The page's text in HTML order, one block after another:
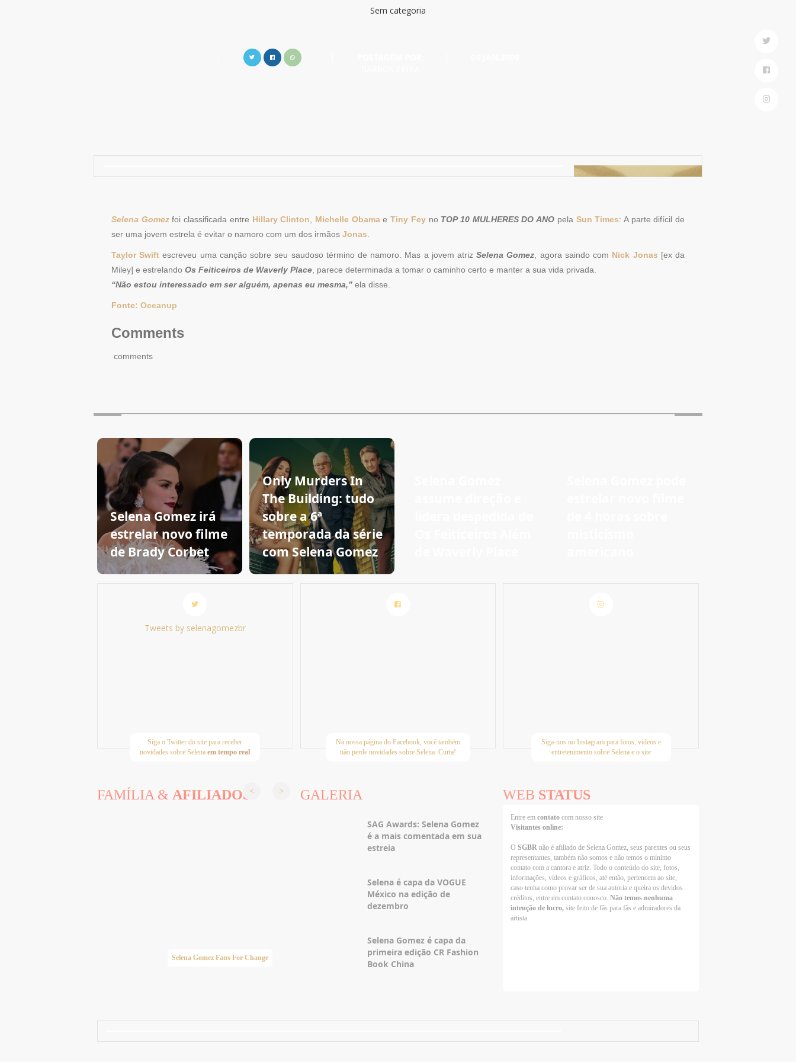
Sem categoria
Selena Gomezfoi classificada entre Hillary Clinton Michelle ObamaeTiny Feyno TOP 10 MULHERES DO ANO pela Sun Times: A parte difícil de
ser uma jovem estrela é evitar o namoro com um dos irmãos Jonas
Taylor Swift escreveu uma canção sobre seu saudoso término de namoro. Mas a jovem atrizSelena Gomez , agora saindo com Nick Jonas [ex da
Miley] e estrelando Os Feiticeiros de Waverly Place , parece determinada a tomar o caminho certo e manter a sua vida privada.
“Não estou interessado em ser alguém, apenas eu mesma,” ela disse.
Fonte: Oceanup
Comments
comments
Selena Gomez irá
estrelar novo filme
de Brady Corbet
Only Murders In
The Building: tudo
sobre a 6ª
temporada da série
com Selena Gomez
Tweets by selenagomezbr
Siga o Twitter do site para receber
novidades sobre Selenaem tempo real
Na nossa página do Facebook, você também
não perde novidades sobre Selena. Curta!
Siga-nos no Instagram para fotos, vídeos e
entretenimento sobre Selena e o site
FAMÍLIA & AFILIADOS
Selena Gomez Fans For Change Taylor Swift Brasil
GALERIA
SAG Awards: Selena Gomez
é a mais comentada em sua
estreia
Selena é capa da VOGUE
México na edição de
dezembro
Selena Gomez é capa da
primeira edição CR Fashion
Book China
WEB STATUS
Entre emcontatocom nosso site
Visitantes online:
OSGBR não é afiliado de Selena Gomez, seus parentes ou seus
representantes, também não somos e não temos o mínimo
contato com a cantora e atriz. Todo o conteúdo do site, fotos,
informações, vídeos e gráficos, até então, pertencem ao site,
caso tenha como provar ser de sua autoria e queira os devidos
créditos, entre em contato conosco.Não temos nenhuma
intenção de lucro,site feito de fãs para fãs e admiradores da
artista.